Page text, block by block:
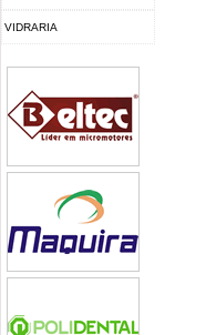
VIDRARIA